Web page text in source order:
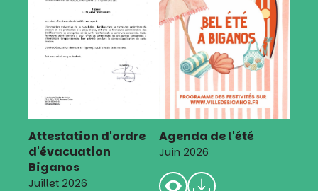
Attestation d'ordre
d'évacuation
Biganos
Juillet 2026
Agenda de l'été
Juin 2026